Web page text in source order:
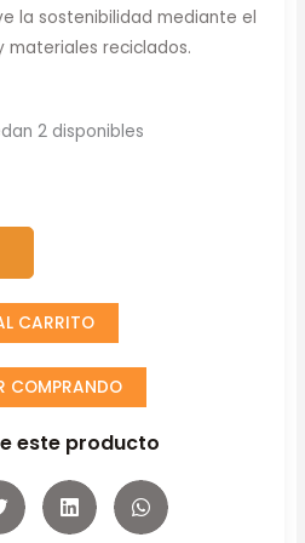
la sostenibilidad mediante el
materiales reciclados.
2 disponibles
CARRITO
COMPRANDO
este producto